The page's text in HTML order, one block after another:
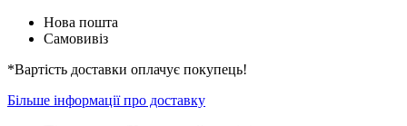
Нова пошта
Самовивіз
*Вартість доставки оплачує покупець!
Більше інформації про доставку